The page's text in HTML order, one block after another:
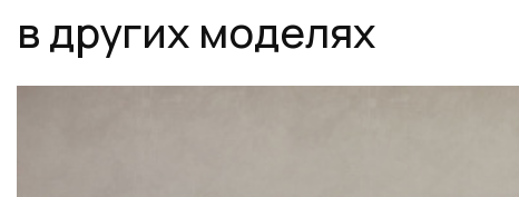
в других моделях